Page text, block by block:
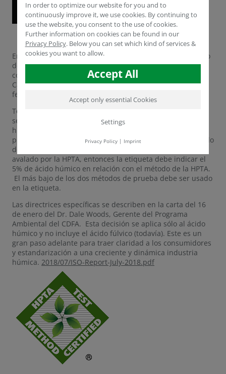
En un esfuerzo continuo por desplegar el sello del método
de prueba de la HPTA, el Presidente de la HPTA se reunió
con el CDFA (Departamento de Alimentos y Agricultura de
California) para solicitar el uso del sello en los envases de
fertilizantes en California.
Todos los productos vendidos en California que lleven el
sello de la HPTA deben pasar tanto la prueba de ácido
húmico de la HPTA como la del CDFA. Por ejemplo: si un
producto prueba un 6% de ácido húmico usando el método
del CDFA y un 5% de ácido húmico usando el método
avalado por la HPTA, entonces la etiqueta debe indicar el
5% de ácido húmico en relación con el método de la HPTA.
El más bajo de los dos métodos de prueba debe ser usado
en la etiqueta.
Las directrices específicas se describen en la carta del 16
de enero del Dr. Dale Woods, Gerente del Programa
Ambiental del CDFA. Esta decisión se aplica sólo al ácido
húmico y no incluye el ácido fúlvico (todavía). Este es un
gran paso adelante para traer claridad a los consumidores
y estandarización a una creciente y dinámica industria
húmica. 2018/07/ISO-Report-July-2018.pdf
In order to optimize our website for you and to
continuously improve it, we use cookies. By continuing to
use the website, you consent to the use of cookies.
Further information on cookies can be found in our
Privacy Policy. Below you can set which kind of services &
cookies you want to allow.
Accept All
Accept only essential Cookies
Settings
Privacy Policy| Imprint